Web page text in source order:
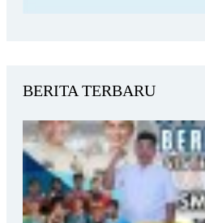
BERITA TERBARU